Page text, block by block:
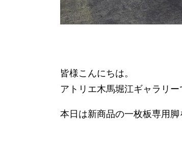
皆様こんにちは。
アトリエ木馬堀江ギャラリー
本日は新商品の一枚板専用脚